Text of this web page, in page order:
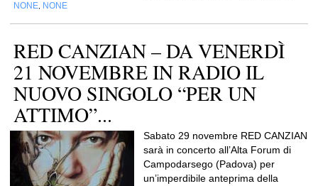
NONE NONE
RED CANZIAN – DA VENERDÌ
21 NOVEMBRE IN RADIO IL
NUOVO SINGOLO “PER UN
ATTIMO”...
Sabato 29 novembre RED CANZIAN
sarà in concerto all’Alta Forum di
Campodarsego (Padova) per
un’imperdibile anteprima della